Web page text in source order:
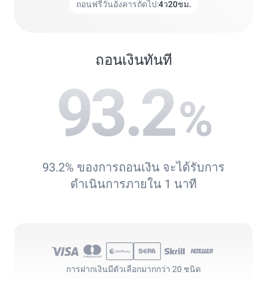
ถอนฟรีวันอังคารถัดไป:4ว20ชม.
ถอนเงินทันที
93.2%
93.2% ของการถอนเงิน จะได้รับการ
ดำเนินการภายใน 1 นาที
การฝากเงินมีตัวเลือกมากกว่า 20 ชนิด